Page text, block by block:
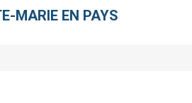
MARIE EN PAYS